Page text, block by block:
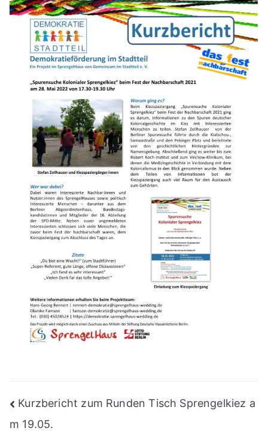
Beitragsnavigation
Kurzbericht zum Runden Tisch Sprengelkiez a
m 19.05.